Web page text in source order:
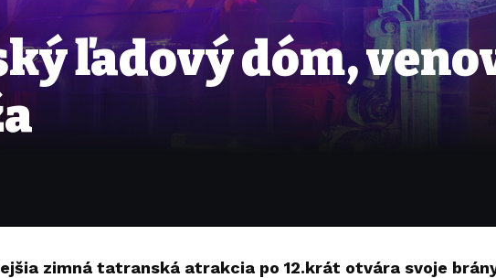
ľadový dóm,
zimná tatranská atrakcia po 12.krát otvára svoje